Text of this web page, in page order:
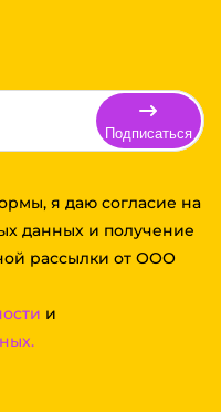
Подписаться
я даю согласие на
данных и получение
рассылки от ООО
и